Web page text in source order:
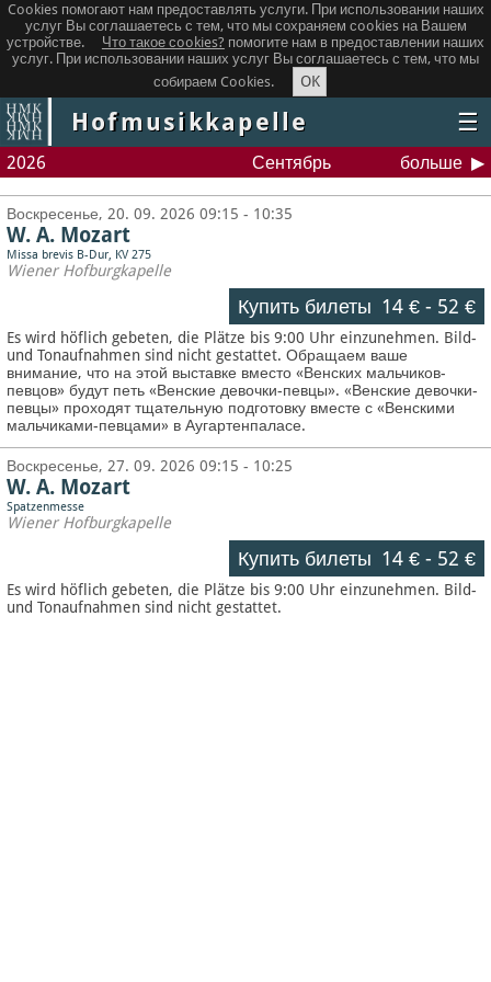
Cookies помогают нам предоставлять услуги. При использовании наших
услуг Вы соглашаетесь с тем, что мы сохраняем сookies на Вашем
устройстве.
Что такое сookies? помогите нам в предоставлении наших
услуг. При использовании наших услуг Вы соглашаетесь с тем, что мы
собираем Cookies.
OK
Hofmusikkapelle ☰
2026 Сентябрь больше
Воскресенье, 20. 09. 2026 09:15 - 10:35
W. A. Mozart
Missa brevis B-Dur, KV 275
Wiener Hofburgkapelle
Купить билеты 14 €- 52 €
Es wird höflich gebeten, die Plätze bis 9:00 Uhr einzunehmen. Bild-
und Tonaufnahmen sind nicht gestattet.Обращаем ваше
внимание, что на этой выставке вместо «Венских мальчиков-
певцов» будут петь «Венские девочки-певцы». «Венские девочки-
певцы» проходят тщательную подготовку вместе с «Венскими
мальчиками-певцами» в Аугартенпаласе.
Воскресенье, 27. 09. 2026 09:15 - 10:25
W. A. Mozart
Spatzenmesse
Wiener Hofburgkapelle
Купить билеты 14 €- 52 €
Es wird höflich gebeten, die Plätze bis 9:00 Uhr einzunehmen. Bild-
und Tonaufnahmen sind nicht gestattet.